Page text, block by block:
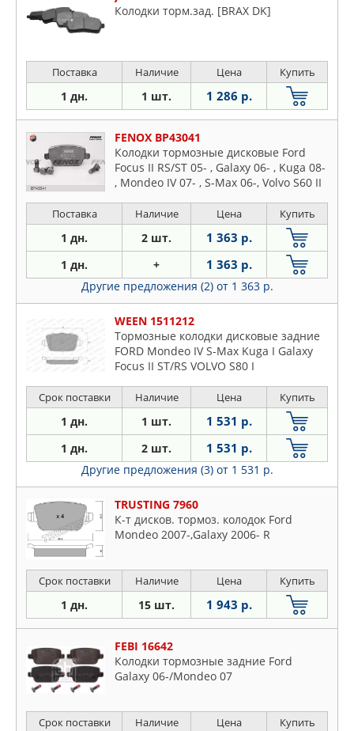
Колодки торм.зад. [BRAX DK]
Поставка Наличие Цена Купить
1 дн. 1 шт. 1 286 р.
FENOX BP43041
Колодки тормозные дисковые Ford
Focus II RS/ST 05- , Galaxy 06- , Kuga 08-
, Mondeo IV 07- , S-Max 06-, Volvo S60 II
70 II 07- задние
Поставка Наличие Цена Купить
1 дн. 2 шт. 1 363 р.
1 дн. + 1 363 р.
Другие предложения (2) от 1 363 р.
WEEN 1511212
Тормозные колодки дисковые задние
FORD Mondeo IV S-Max Kuga I Galaxy
Focus II ST/RS VOLVO S80 I
Срок поставки Наличие Цена Купить
1 дн. 1 шт. 1 531 р.
1 дн. 2 шт. 1 531 р.
Другие предложения (3) от 1 531 р.
TRUSTING 7960
К-т дисков. тормоз. колодок Ford
Mondeo 2007-,Galaxy 2006- R
Срок поставки Наличие Цена Купить
1 дн. 15 шт. 1 943 р.
FEBI 16642
Колодки тормозные задние Ford
Galaxy 06-/Mondeo 07
Срок поставки Наличие Цена Купить